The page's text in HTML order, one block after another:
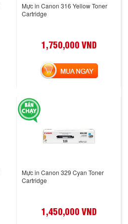
Mực in Canon 316 Yellow Toner
Cartridge
1,750,000 VND
MUA NGAY
Mực in Canon 329 Cyan Toner
Cartridge
1,450,000 VND